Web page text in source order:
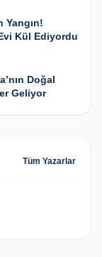
Yangın!
Kül Ediyordu
Doğal
Geliyor
Tüm Yazarlar